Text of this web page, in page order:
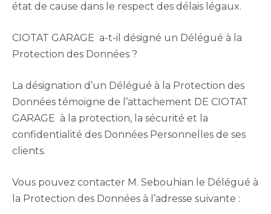
état de cause dans le respect des délais légaux.
CIOTAT GARAGE a-t-il désigné un Délégué à la
Protection des Données ?
La désignation d’un Délégué à la Protection des
Données témoigne de l’attachement DE CIOTAT
GARAGE à la protection, la sécurité et la
confidentialité des Données Personnelles de ses
clients.
Vous pouvez contacter M. Sebouhian le Délégué à
la Protection des Données à l’adresse suivante :